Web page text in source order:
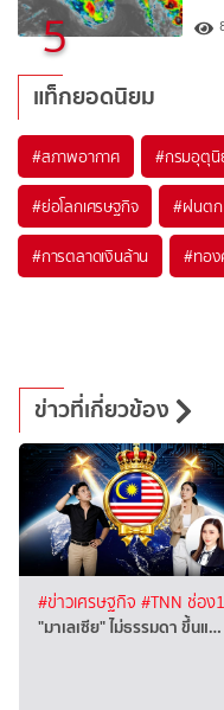
5
แท็กยอดนิยม
#สภาพอากาศ #กรมอุตุนิ
#ย่อโลกเศรษฐกิจ #ฝนตก
#การตลาดเงินล้าน #ทอง
ข่าวที่เกี่ยวข้อง
#ข่าวเศรษฐกิจ #TNN ช่อง
"มาเลเซีย" ไม่ธรรมดา ขึ้นแ…